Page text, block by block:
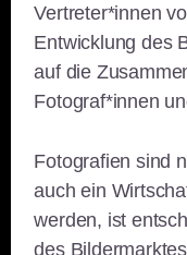
Vertreter*innen
Entwicklung des
auf die
Fotograf*innen
Fotografien sind
auch ein
werden, ist
des